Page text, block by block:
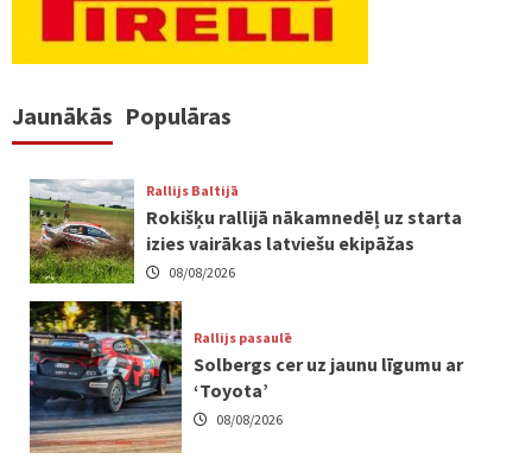
Jaunākās Populāras
Rallijs Baltijā
Rokišķu rallijā nākamnedēļ uz starta
izies vairākas latviešu ekipāžas
08/08/2026
Rallijs pasaulē
Solbergs cer uz jaunu līgumu ar
‘Toyota’
08/08/2026